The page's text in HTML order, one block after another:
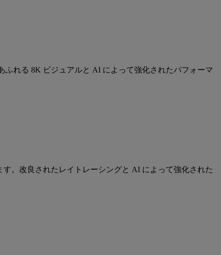
れる 8K ビジュアルと AI によって強化されたパフォーマ
。改良されたレイトレーシングと AI によって強化された